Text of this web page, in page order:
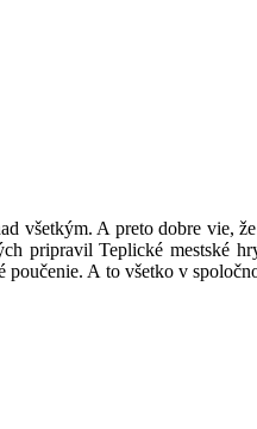
všetkým. A preto dobre vie,
Teplické mestské
A to všetko v